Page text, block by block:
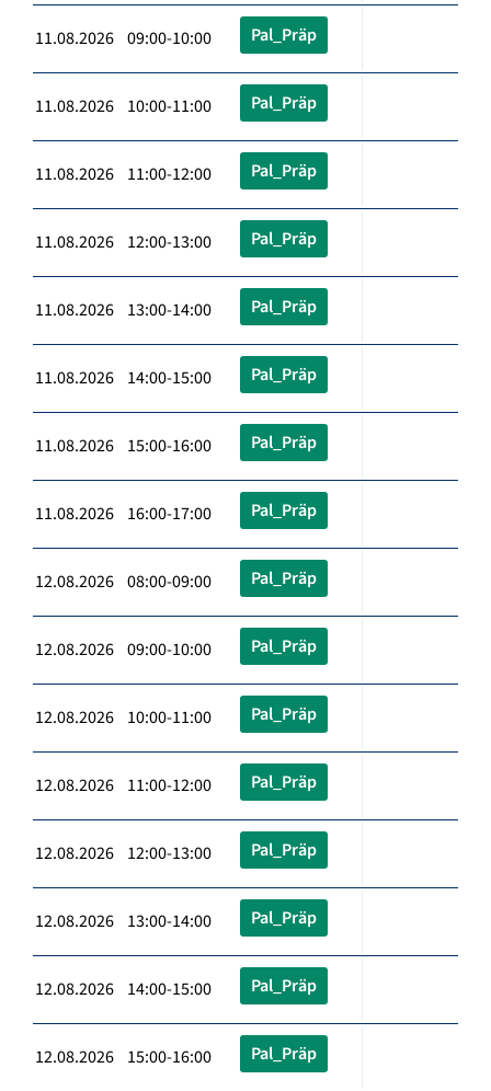
11.08.2026 09:00-10:00 Pal_Präp
11.08.2026 10:00-11:00 Pal_Präp
11.08.2026 11:00-12:00 Pal_Präp
11.08.2026 12:00-13:00 Pal_Präp
11.08.2026 13:00-14:00 Pal_Präp
11.08.2026 14:00-15:00 Pal_Präp
11.08.2026 15:00-16:00 Pal_Präp
11.08.2026 16:00-17:00 Pal_Präp
12.08.2026 08:00-09:00 Pal_Präp
12.08.2026 09:00-10:00 Pal_Präp
12.08.2026 10:00-11:00 Pal_Präp
12.08.2026 11:00-12:00 Pal_Präp
12.08.2026 12:00-13:00 Pal_Präp
12.08.2026 13:00-14:00 Pal_Präp
12.08.2026 14:00-15:00 Pal_Präp
12.08.2026 15:00-16:00 Pal_Präp